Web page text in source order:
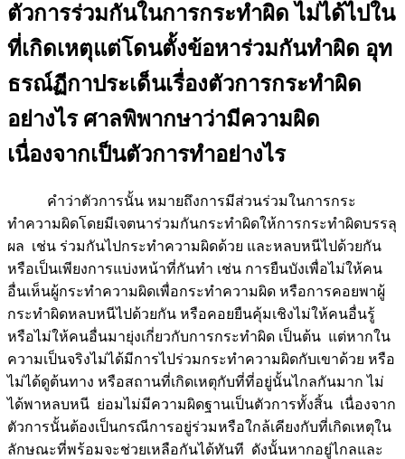
ตัวการร่วมกันในการกระทำผิด ไม่ได้ไปใน
ที่เกิดเหตุแต่โดนตั้งข้อหาร่วมกันทำผิด อุท
ธรณ์ฏีกาประเด็นเรื่องตัวการกระทำผิด
อย่างไร ศาลพิพากษาว่ามีความผิด
เนื่องจากเป็นตัวการทำอย่างไร
คำว่าตัวการนั้น หมายถึงการมีส่วนร่วมในการกระ
ทำความผิดโดยมีเจตนาร่วมกันกระทำผิดให้การกระทำผิดบรรลุ
ผล เช่น ร่วมกันไปกระทำความผิดด้วย และหลบหนีไปด้วยกัน
หรือเป็นเพียงการแบ่งหน้าที่กันทำ เช่น การยืนบังเพื่อไม่ให้คน
อื่นเห็นผู้กระทำความผิดเพื่อกระทำความผิด หรือการคอยพาผู้
กระทำผิดหลบหนีไปด้วยกัน หรือคอยยืนคุ้มเชิงไม่ให้คนอื่นรู้
หรือไม่ให้คนอื่นมายุ่งเกี่ยวกับการกระทำผิด เป็นต้น แต่หากใน
ความเป็นจริงไม่ได้มีการไปร่วมกระทำความผิดกับเขาด้วย หรือ
ไม่ได้ดูต้นทาง หรือสถานที่เกิดเหตุกับที่ที่อยู่นั้นไกลกันมาก ไม่
ได้พาหลบหนี ย่อมไม่มีความผิดฐานเป็นตัวการทั้งสิ้น เนื่องจาก
ตัวการนั้นต้องเป็นกรณีการอยู่ร่วมหรือใกล้เคียงกับที่เกิดเหตุใน
ลักษณะที่พร้อมจะช่วยเหลือกันได้ทันที ดังนั้นหากอยู่ไกลและ